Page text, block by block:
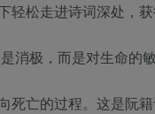
轻松走进诗词深处，
消极，而是对生命的
死亡的过程。这是阮